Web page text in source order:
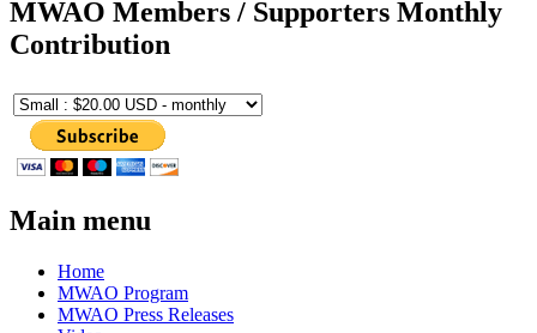
MWAO Members / Supporters Monthly
Contribution
Main menu
Home
MWAO Program
MWAO Press Releases